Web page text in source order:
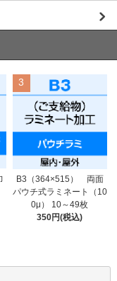
3
B3（364×515） 両面
パウチ式ラミネート（10
0μ） 10～49枚
350円(税込)